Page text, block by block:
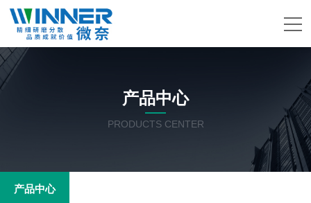
产品中心
PRODUCTS CENTER
产品中心